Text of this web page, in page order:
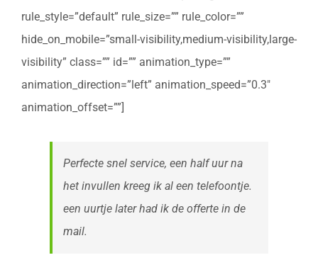
rule_style=”default” rule_size=”” rule_color=””
hide_on_mobile=”small-visibility,medium-visibility,large-
visibility” class=”” id=”” animation_type=””
animation_direction=”left” animation_speed=”0.3″
animation_offset=””]
Perfecte snel service, een half uur na
het invullen kreeg ik al een telefoontje.
een uurtje later had ik de offerte in de
mail.